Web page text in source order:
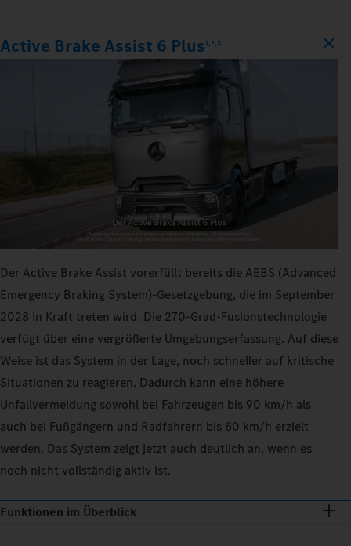
Active Brake Assist 6 Plus1,2,3
Der Active Brake Assist vorerfüllt bereits die AEBS (Advanced
Emergency Braking System)-Gesetzgebung, die im September
2028 in Kraft treten wird. Die 270‑Grad-Fusionstechnologie
verfügt über eine vergrößerte Umgebungserfassung. Auf diese
Weise ist das System in der Lage, noch schneller auf kritische
Situationen zu reagieren. Dadurch kann eine höhere
Unfallvermeidung sowohl bei Fahrzeugen bis 90 km/h als
auch bei Fußgängern und Radfahrern bis 60 km/h erzielt
werden. Das System zeigt jetzt auch deutlich an, wenn es
noch nicht vollständig aktiv ist.
Funktionen im Überblick